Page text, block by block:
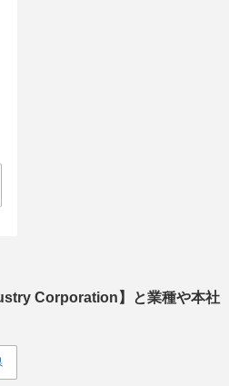
Corporation】
と業種や本社